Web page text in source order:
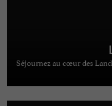
Séjournez au cœur des